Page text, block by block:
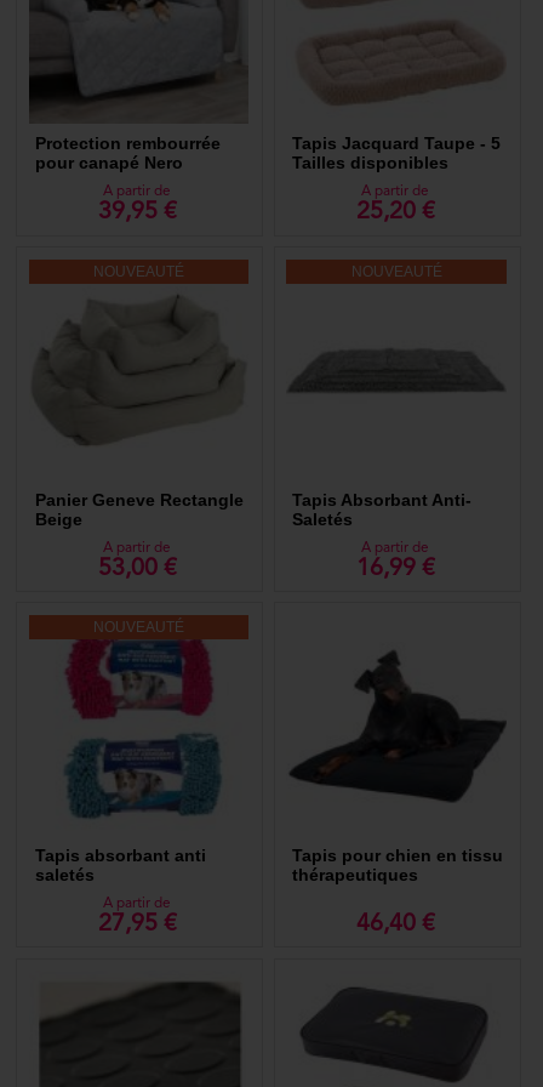
Toutes les réponses à vos questions sur le sommeil des
Morin France : fabricant et distributeur d'accessoires pour chiens.
Protection rembourrée
pour canapé Nero
A partir de
39,95 €
Tapis Jacquard Taupe - 5
Tailles disponibles
A partir de
25,20 €
NOUVEAUTÉ
Panier Geneve Rectangle
Beige
A partir de
53,00 €
NOUVEAUTÉ
Tapis Absorbant Anti-
Saletés
A partir de
16,99 €
NOUVEAUTÉ
Tapis absorbant anti
saletés
A partir de
27,95 €
Tapis pour chien en tissu
thérapeutiques
46,40 €